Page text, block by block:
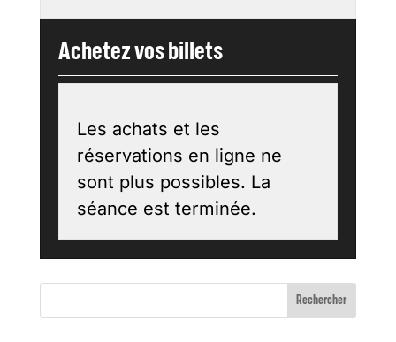
Achetez vos billets
Les achats et les
réservations en ligne ne
sont plus possibles. La
séance est terminée.
Rechercher